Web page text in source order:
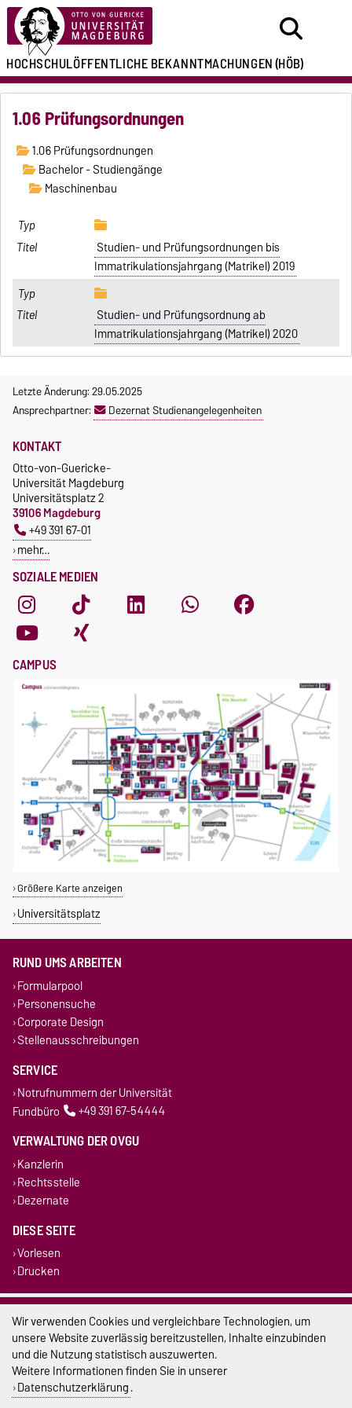
HOCHSCHULÖFFENTLICHEBEKANNTMACHUNGEN(HÖB)
1.06 Prüfungsordnungen
1.06 Prüfungsordnungen
Bachelor - Studiengänge
Maschinenbau
Studien- und Prüfungsordnungen bis
Immatrikulationsjahrgang (Matrikel) 2019
Studien- und Prüfungsordnung ab
Immatrikulationsjahrgang (Matrikel) 2020
Letzte Änderung: 29.05.2025
Ansprechpartner:
Dezernat Studienangelegenheiten
SOZIALE MEDIEN
KONTAKT
Otto-von-Guericke-
Universität Magdeburg
Universitätsplatz 2
39106 Magdeburg
+49 391 67-01
mehr…
CAMPUS
Größere Karte anzeigen
Universitätsplatz
RUND UMS ARBEITEN
Formularpool
Personensuche
Corporate Design
Stellenausschreibungen
SERVICE
Notrufnummern der Universität
Fundbüro
+49 391 67-54444
VERWALTUNG DER OVGU
Kanzlerin
Rechtsstelle
Dezernate
DIESE SEITE
Vorlesen
Drucken
Impressum
Datenschutz
Barrierefreiheit
Cookie-Einstellungen
Wir verwenden Cookies und vergleichbare Technologien, um
unsere Website zuverlässig bereitzustellen, Inhalte einzubinden
und die Nutzung statistisch auszuwerten.
Weitere Informationen finden Sie in unserer
Datenschutzerklärung.